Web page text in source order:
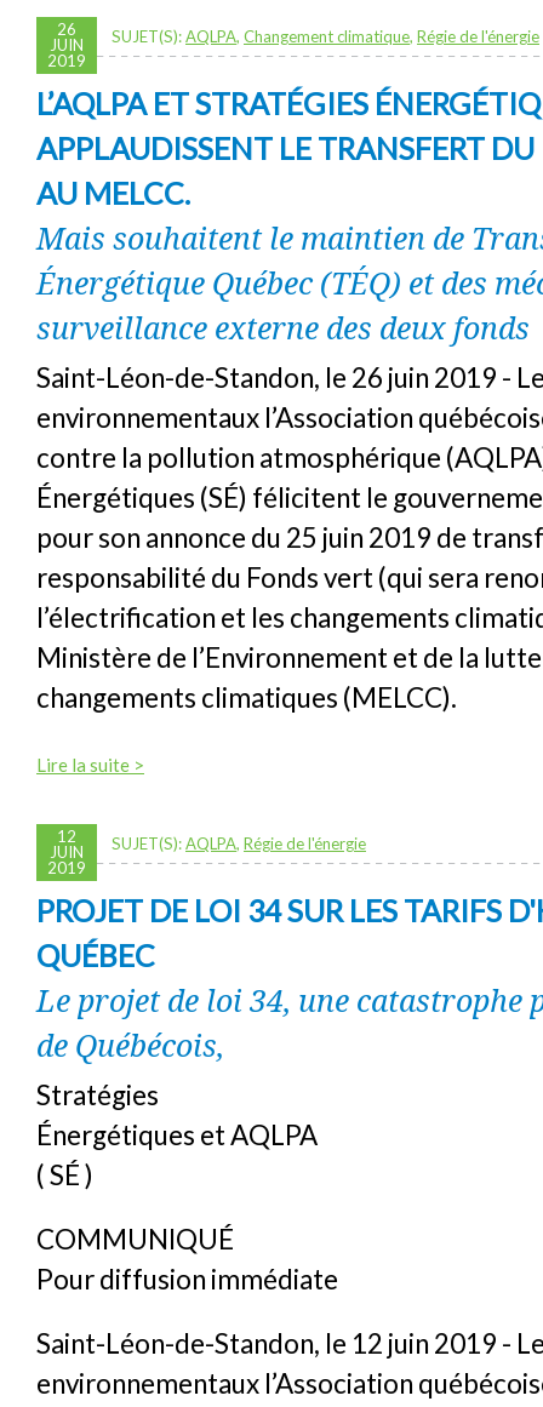
26
JUIN
2019
SUJET(S):AQLPA, Changement climatique, Régie de l'énergie
L’AQLPA ET STRATÉGIES
APPLAUDISSENT LE TRANSFERT
AU MELCC.
Mais souhaitent le maintien de
Énergétique Québec (TÉQ) et des
surveillance externe des deux fonds
Saint-Léon-de-Standon, le 26 juin 2019 -
environnementaux l’Association
contre la pollution atmosphérique
Énergétiques (SÉ) félicitent le
pour son annonce du 25 juin 2019 de
responsabilité du Fonds vert (qui sera
l’électrification et les changements
Ministère de l’Environnement et de la
changements climatiques (MELCC).
Lire la suite >
12
JUIN
2019
SUJET(S):AQLPA, Régie de l'énergie
PROJET DE LOI 34 SUR LES TARIFS
QUÉBEC
Le projet de loi 34, une
de Québécois,
Stratégies
Énergétiques et AQLPA
( SÉ )
COMMUNIQUÉ
Pour diffusion immédiate
Saint-Léon-de-Standon, le 12 juin 2019 -
environnementaux l’Association